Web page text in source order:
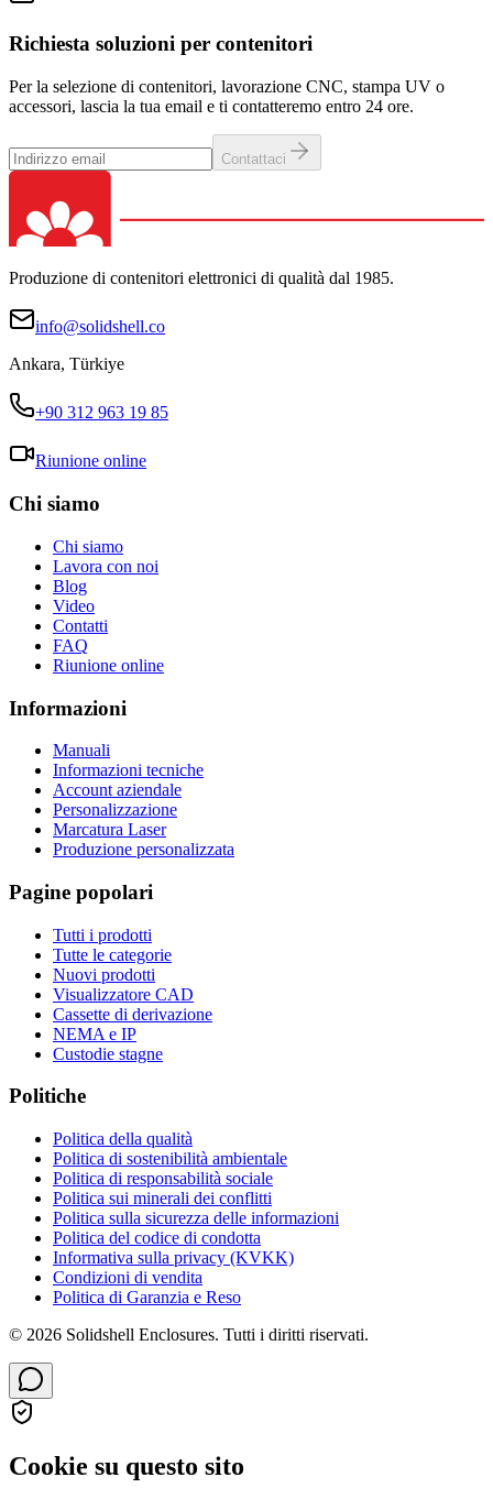
Richiesta soluzioni per contenitori
Per la selezione di contenitori, lavorazione CNC, stampa UV o
accessori, lascia la tua email e ti contatteremo entro 24 ore.
Contattaci
Produzione di contenitori elettronici di qualità dal 1985.
info@solidshell.co
Ankara, Türkiye
+90 312 963 19 85
Riunione online
Chi siamo
Chi siamo
Lavora con noi
Blog
Video
Contatti
FAQ
Riunione online
Informazioni
Manuali
Informazioni tecniche
Account aziendale
Personalizzazione
Marcatura Laser
Produzione personalizzata
Pagine popolari
Tutti i prodotti
Tutte le categorie
Nuovi prodotti
Visualizzatore CAD
Cassette di derivazione
NEMA e IP
Custodie stagne
Politiche
Politica della qualità
Politica di sostenibilità ambientale
Politica di responsabilità sociale
Politica sui minerali dei conflitti
Politica sulla sicurezza delle informazioni
Politica del codice di condotta
Informativa sulla privacy (KVKK)
Condizioni di vendita
Politica di Garanzia e Reso
© 2026 Solidshell Enclosures. Tutti i diritti riservati.
Cookie su questo sito